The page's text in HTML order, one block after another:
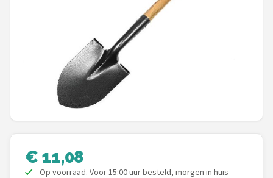
POPULAIRE MERKEN
To the South
Talen Tools
€ 11,08
Op voorraad. Voor 15:00 uur besteld, morgen in huis